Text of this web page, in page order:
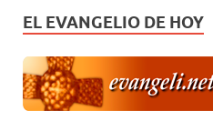
EL EVANGELIO DE HOY